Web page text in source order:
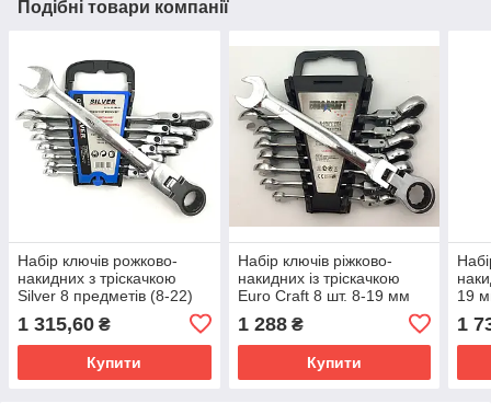
Подібні товари компанії
Набір ключів рожково-
накидних з тріскачкою
Silver 8 предметів (8-22)
1 315,60 ₴
Купити
Набір ключів ріжково-
накидних із тріскачкою
Euro Craft 8 шт. 8-19 мм
1 288₴
Купити
19
1